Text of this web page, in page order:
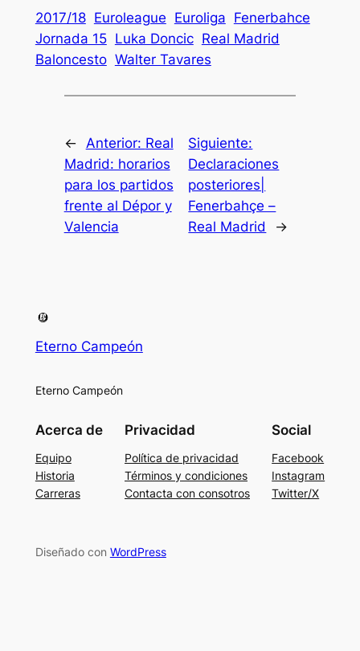
2017/18 Euroleague Euroliga Fenerbahce
Jornada 15 Luka Doncic Real Madrid
Baloncesto Walter Tavares
← Anterior: Real
Madrid: horarios
para los partidos
frente al Dépor y
Valencia
Siguiente:
Declaraciones
posteriores|
Fenerbahçe –
Real Madrid
→
Eterno Campeón
Eterno Campeón
Acerca de
Equipo
Historia
Carreras
Privacidad
Política de privacidad
Términos y condiciones
Contacta con consotros
Social
Facebook
Instagram
Twitter/X
Diseñado con WordPress